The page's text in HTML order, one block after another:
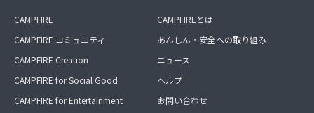
CAMPFIRE
CAMPFIRE コミュニティ
CAMPFIRE Creation
CAMPFIRE for Social Good
CAMPFIRE for Entertainment
CAMPFIREとは
あんしん・安全への取り組み
ニュース
ヘルプ
お問い合わせ